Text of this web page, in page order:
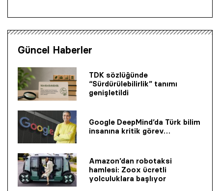
Güncel Haberler
TDK sözlüğünde
“Sürdürülebilirlik” tanımı
genişletildi
Google DeepMind’da Türk bilim
insanına kritik görev…
Amazon’dan robotaksi
hamlesi: Zoox ücretli
yolculuklara başlıyor